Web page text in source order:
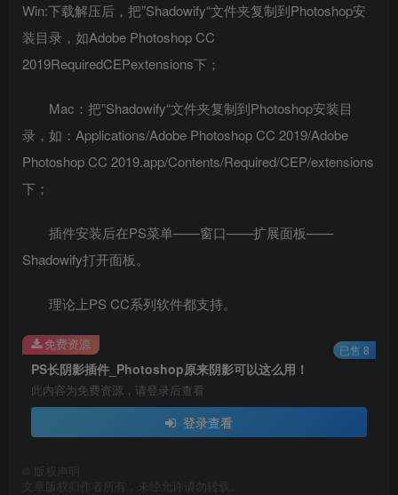
Win:下载解压后，把”Shadowify“文件夹复制到Photoshop安
装目录，如Adobe Photoshop CC
2019RequiredCEPextensions下；
Mac：把”Shadowify“文件夹复制到Photoshop安装目
录，如：Applications/Adobe Photoshop CC 2019/Adobe
Photoshop CC 2019.app/Contents/Required/CEP/extensions
下；
插件安装后在PS菜单——窗口——扩展面板——
Shadowify打开面板。
理论上PS CC系列软件都支持。
PS长阴影插件_Photoshop原来阴影可以这么用！
此内容为免费资源，请登录后查看
登录查看
免费资源 已售 8
版权声明
文章版权归作者所有，未经允许请勿转载。